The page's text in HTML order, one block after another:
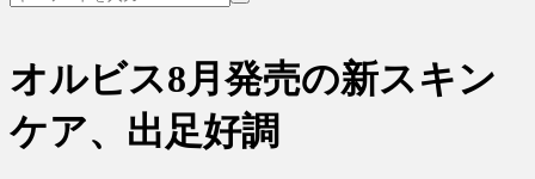
オルビス8月発売の新スキン
ケア、出足好調